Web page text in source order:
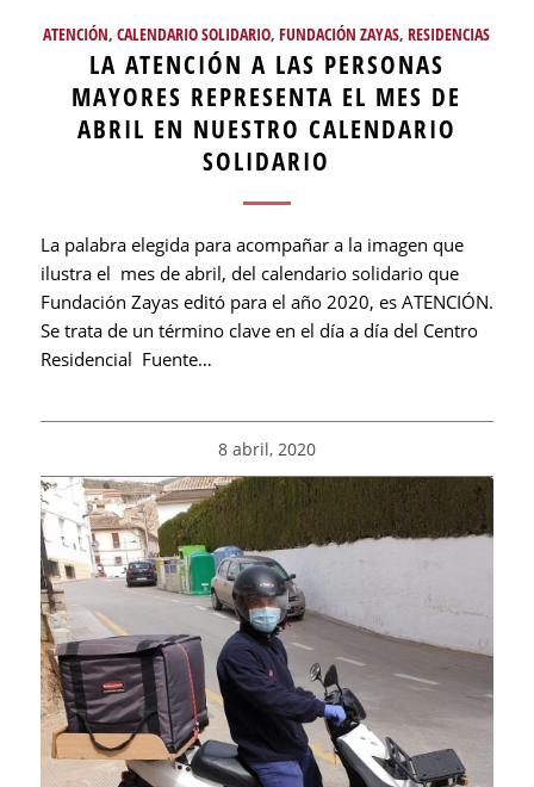
ATENCIÓN,CALENDARIO SOLIDARIO,FUNDACIÓN ZAYAS,RESIDENCIAS
LA ATENCIÓN A LAS PERSONAS
MAYORES REPRESENTA EL MES DE
ABRIL EN NUESTRO CALENDARIO
SOLIDARIO
La palabra elegida para acompañar a la imagen que
ilustra el mes de abril, del calendario solidario que
Fundación Zayas editó para el año 2020, es ATENCIÓN.
Se trata de un término clave en el día a día del Centro
Residencial Fuente…
8 abril, 2020